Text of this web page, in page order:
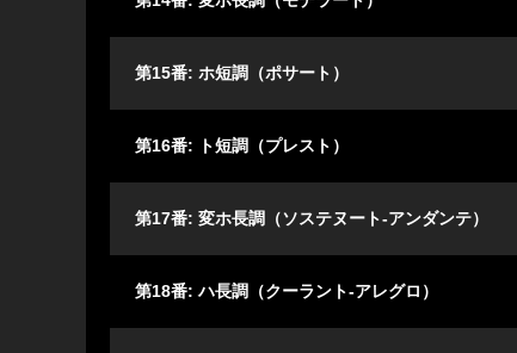
第15番: ホ短調（ポサート）
第16番: ト短調（プレスト）
第17番: 変ホ長調（ソステヌート-アンダンテ）
第18番: ハ長調（クーラント-アレグロ）